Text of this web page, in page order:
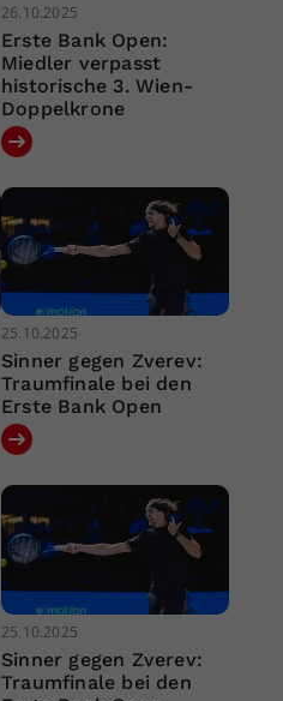
26.10.2025
Erste Bank Open:
Miedler verpasst
historische 3. Wien-
Doppelkrone
25.10.2025
Sinner gegen Zverev:
Traumfinale bei den
Erste Bank Open
25.10.2025
Sinner gegen Zverev:
Traumfinale bei den